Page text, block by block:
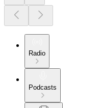
Radio
Podcasts